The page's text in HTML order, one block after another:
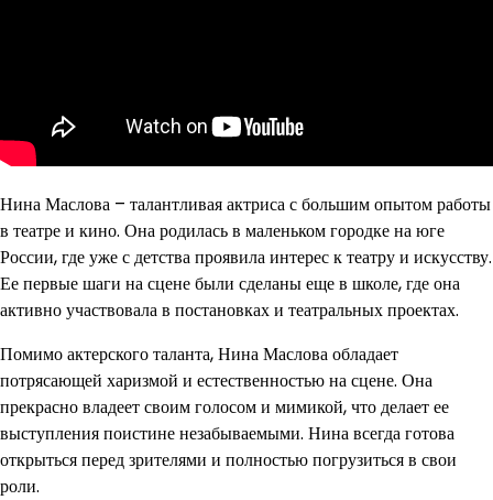
Нина Маслова – талантливая актриса с большим опытом работы
в театре и кино. Она родилась в маленьком городке на юге
России, где уже с детства проявила интерес к театру и искусству.
Ее первые шаги на сцене были сделаны еще в школе, где она
активно участвовала в постановках и театральных проектах.
Помимо актерского таланта, Нина Маслова обладает
потрясающей харизмой и естественностью на сцене. Она
прекрасно владеет своим голосом и мимикой, что делает ее
выступления поистине незабываемыми. Нина всегда готова
открыться перед зрителями и полностью погрузиться в свои
роли.